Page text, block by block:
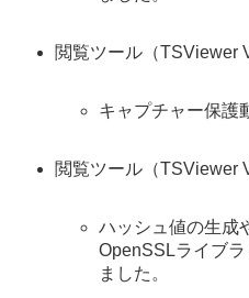
閲覧ツール（TSViewer
キャプチャー保護
閲覧ツール（TSViewer
ハッシュ値の生成
OpenSSLライブ
ました。